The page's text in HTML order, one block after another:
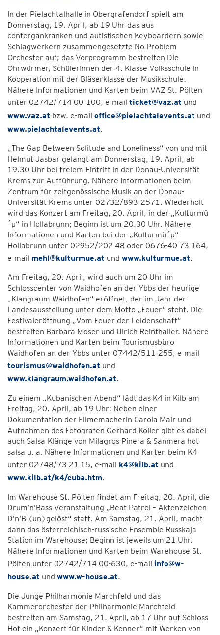
In der Pielachtalhalle in Obergrafendorf spielt am
Donnerstag, 19. April, ab 19 Uhr das aus
contergankranken und autistischen Keyboardern sowie
Schlagwerkern zusammengesetzte No Problem
Orchester auf; das Vorprogramm bestreiten Die
Ohrwürmer, SchülerInnen der 4. Klasse Volksschule in
Kooperation mit der Bläserklasse der Musikschule.
Nähere Informationen und Karten beim VAZ St. Pölten
unter 02742/714 00-100, e-mail ticket@vaz.at und
www.vaz.at bzw. e-mail office@pielachtalevents.at und
www.pielachtalevents.at.
„The Gap Between Solitude and Loneliness“ von und mit
Helmut Jasbar gelangt am Donnerstag, 19. April, ab
19.30 Uhr bei freiem Eintritt in der Donau-Universität
Krems zur Aufführung. Nähere Informationen beim
Zentrum für zeitgenössische Musik an der Donau-
Universität Krems unter 02732/893-2571. Wiederholt
wird das Konzert am Freitag, 20. April, in der „Kulturmü
´µ“ in Hollabrunn; Beginn ist um 20.30 Uhr. Nähere
Informationen und Karten bei der „Kulturmü´µ“
Hollabrunn unter 02952/202 48 oder 0676-40 73 164,
e-mail mehl@kulturmue.at und www.kulturmue.at.
Am Freitag, 20. April, wird auch um 20 Uhr im
Schlosscenter von Waidhofen an der Ybbs der heurige
„Klangraum Waidhofen“ eröffnet, der im Jahr der
Landesausstellung unter dem Motto „Feuer“ steht. Die
Festivaleröffnung „Vom Feuer der Leidenschaft“
bestreiten Barbara Moser und Ulrich Reinthaller. Nähere
Informationen und Karten beim Tourismusbüro
Waidhofen an der Ybbs unter 07442/511-255, e-mail
tourismus@waidhofen.at und
www.klangraum.waidhofen.at.
Zu einem „Kubanischen Abend“ lädt das K4 in Kilb am
Freitag, 20. April, ab 19 Uhr: Neben einer
Dokumentation der Filmemacherin Carola Mair und
Aufnahmen des Fotografen Gerhard Koller gibt es dabei
auch Salsa-Klänge von Milagros Pinera & Sanmera hot
salsa u. a. Nähere Informationen und Karten beim K4
unter 02748/73 21 15, e-mail k4@kilb.at und
www.kilb.at/k4/cuba.htm.
Im Warehouse St. Pölten findet am Freitag, 20. April, die
Drum’n’Bass Veranstaltung „Beat Patrol – Aktenzeichen
D’n’B (un)gelöst“ statt. Am Samstag, 21. April, macht
dann das österreichisch-russische Ensemble Russkaja
Station im Warehouse; Beginn ist jeweils um 21 Uhr.
Nähere Informationen und Karten beim Warehouse St.
Pölten unter 02742/714 00-630, e-mail info@w-
house.at und www.w-house.at.
Die Junge Philharmonie Marchfeld und das
Kammerorchester der Philharmonie Marchfeld
bestreiten am Samstag, 21. April, ab 17 Uhr auf Schloss
Hof ein „Konzert für Kinder & Kenner“ mit Werken von